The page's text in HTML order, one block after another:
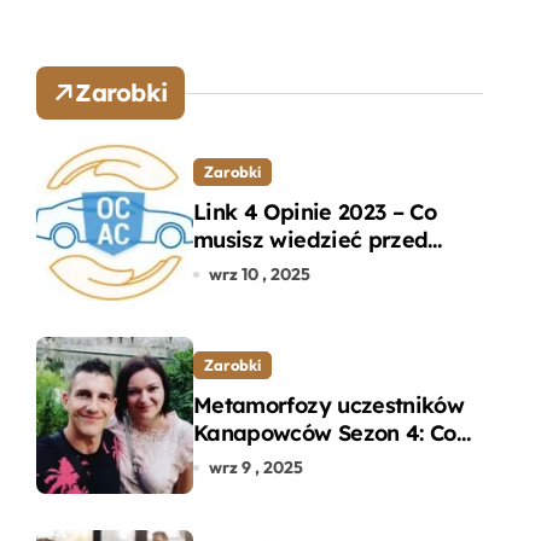
Zarobki
Zarobki
Link 4 Opinie 2023 – Co
musisz wiedzieć przed
wyborem ubezpieczenia
wrz 10 , 2025
Zarobki
Metamorfozy uczestników
Kanapowców Sezon 4: Co
naprawdę zaskoczyło
wrz 9 , 2025